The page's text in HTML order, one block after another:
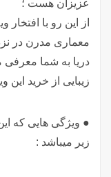
عزیزان هست ؛
از این رو با افتخار
معماری مدرن در
دریا به شما معرفی
زیبایی از خرید این
● ویژگی هایی که
زیر میباشد :